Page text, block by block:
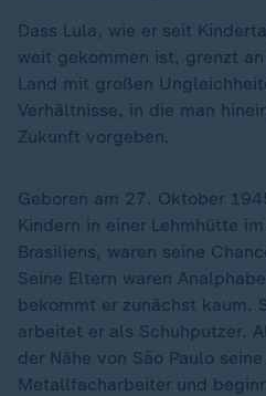
Dass Lula, wie er seit
weit gekommen ist, grenzt
Land mit großen
Verhältnisse, in die man
Zukunft vorgeben.
Geboren am 27. Oktober
Kindern in einer Lehmhütte
Brasiliens, waren seine
Seine Eltern waren
bekommt er zunächst kaum.
arbeitet er als Schuhputzer.
der Nähe von São Paulo
Metallfacharbeiter und